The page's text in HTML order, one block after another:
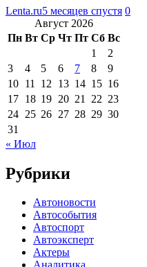
Lenta.ru5 месяцев спустя 0
Август 2026
Пн Вт Ср Чт Пт Сб Вс
1
2
3
4 5 6 7 8
9
10 11 12 13 14 15 16
17 18 19 20 21 22 23
24 25 26 27 28 29 30
31
« Июл
Рубрики
Автоновости
Автособытия
Автоспорт
Автоэксперт
Актеры